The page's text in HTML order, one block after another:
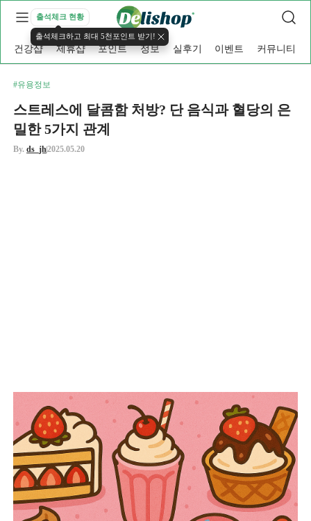
출석체크 현황
출석체크하고 최대 5천포인트 받기!
건강샵 제휴샵 포인트 정보 실후기 이벤트 커뮤니티
#유용정보
스트레스에 달콤함 처방? 단 음식과 혈당의 은
밀한 5가지 관계
By.ds_jh2025.05.20